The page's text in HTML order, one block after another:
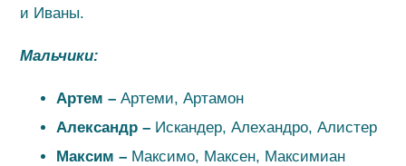
и Иваны.
Мальчики:
Артем –Артеми, Артамон
Александр – Искандер, Алехандро, Алистер
Максим – Максимо, Максен, Максимиан